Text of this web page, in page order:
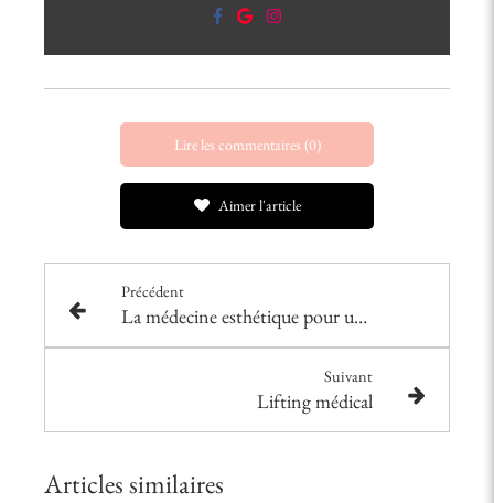
Lire les commentaires (0)
Aimer l'article
Précédent
La médecine esthétique pour une beauté epanouissante
Suivant
Lifting médical
Articles similaires